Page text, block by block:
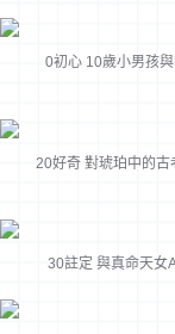
0初心 10歲小男孩
20好奇 對琥珀中的
30註定 與真命天女